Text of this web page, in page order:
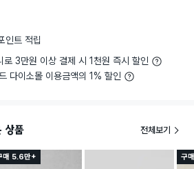
인트 적립
로 3만원 이상 결제 시 1천원 즉시 할인
다이소몰 이용금액의 1% 할인
상품 전체보기
매 5.6만+ 구